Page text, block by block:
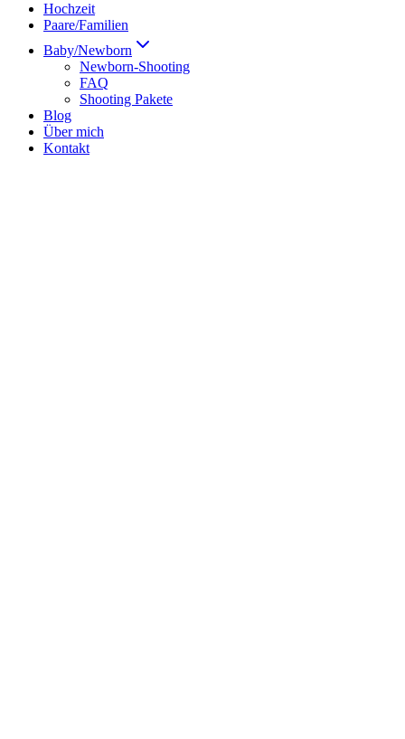
Hochzeit
Paare/Familien
Baby/Newborn
Newborn-Shooting
FAQ
Shooting Pakete
Blog
Über mich
Kontakt